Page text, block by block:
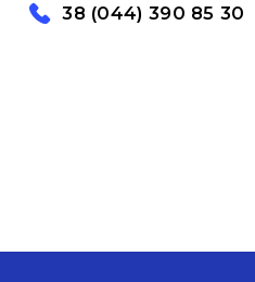
38 (044) 390 85 30